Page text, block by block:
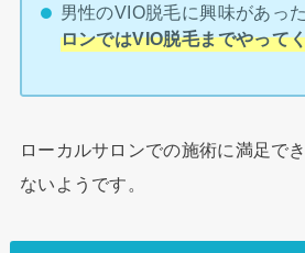
男性のVIO脱毛に興味があった
ロンではVIO脱毛までやって
ローカルサロンでの施術に満足で
ないようです。